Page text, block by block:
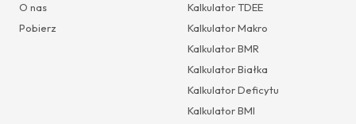
O nas
Pobierz
Kalkulator TDEE
Kalkulator Makro
Kalkulator BMR
Kalkulator Białka
Kalkulator Deficytu
Kalkulator BMI